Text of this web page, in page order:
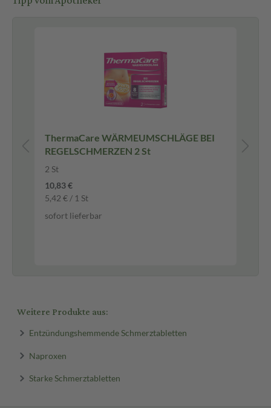
ThermaCare WÄRMEUMSCHLÄGE BEI
REGELSCHMERZEN 2 St
2 St
10,83 €
5,42 € / 1 St
sofort lieferbar
Weitere Produkte aus:
Entzündungshemmende Schmerztabletten
Naproxen
Starke Schmerztabletten